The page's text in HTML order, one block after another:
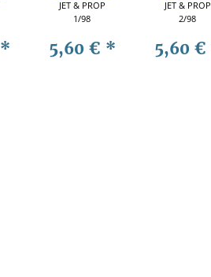
*
JET & PROP
1/98
5,60 € *
JET & PROP
2/98
5,60 €